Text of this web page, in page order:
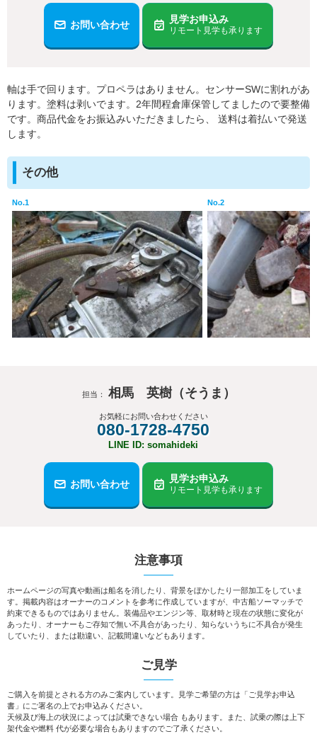
お問い合わせ 見学お申込み
リモート見学も承ります
軸は手で回ります。プロペラはありません。センサーSWに割れがあ
ります。塗料は剥いでます。2年間程倉庫保管してましたので要整備
です。商品代金をお振込みいただきましたら、 送料は着払いで発送
します。
その他
No.1 No.2
担当： 相馬 英樹（そうま）
お気軽にお問い合わせください
080-1728-4750
LINE ID: somahideki
お問い合わせ 見学お申込み
リモート見学も承ります
注意事項
ホームページの写真や動画は船名を消したり、背景をぼかしたり一部加工をしていま
す。掲載内容はオーナーのコメントを参考に作成していますが、中古船ソーマッチで
約束できるものではありません。装備品やエンジン等、取材時と現在の状態に変化が
あったり、オーナーもご存知で無い不具合があったり、知らないうちに不具合が発生
していたり、または勘違い、記載間違いなどもあります。
ご見学
ご購入を前提とされる方のみご案内しています。見学ご希望の方は「ご見学お申込
書」にご署名の上でお申込みください。
天候及び海上の状況によっては試乗できない場合 もあります。また、試乗の際は上下
架代金や燃料 代が必要な場合もありますのでご了承ください。